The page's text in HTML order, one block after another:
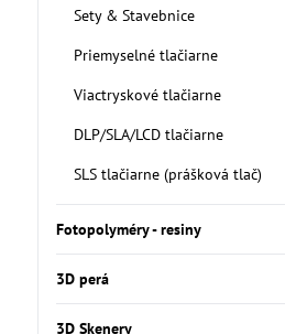
Sety & Stavebnice
Priemyselné tlačiarne
Viactryskové tlačiarne
DLP/SLA/LCD tlačiarne
SLS tlačiarne (prášková tlač)
Fotopolyméry - resiny
3D perá
3D Skenery